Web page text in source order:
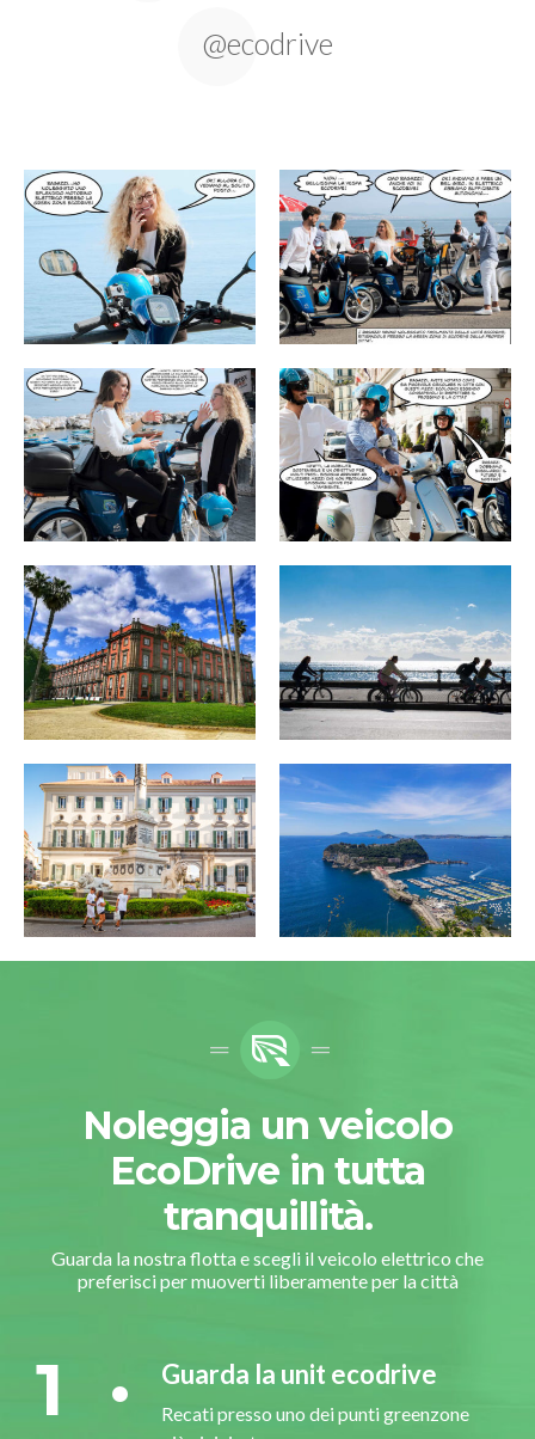
@ecodrive
Noleggia un veicolo
EcoDrive in tutta
tranquillità.
Guarda la nostra flotta e scegli il veicolo elettrico che
preferisci per muoverti liberamente per la città
1 Guarda la unit ecodrive
Recati presso uno dei punti greenzone